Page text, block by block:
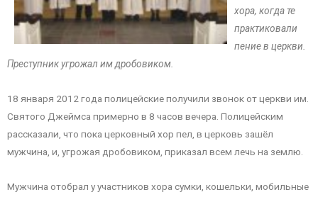
хора, когда те
практиковали
пение в церкви.
Преступник угрожал им дробовиком.
18 января 2012 года полицейские получили звонок от церкви им.
Святого Джеймса примерно в 8 часов вечера. Полицейским
рассказали, что пока церковный хор пел, в церковь зашёл
мужчина, и, угрожая дробовиком, приказал всем лечь на землю.
Мужчина отобрал у участников хора сумки, кошельки, мобильные